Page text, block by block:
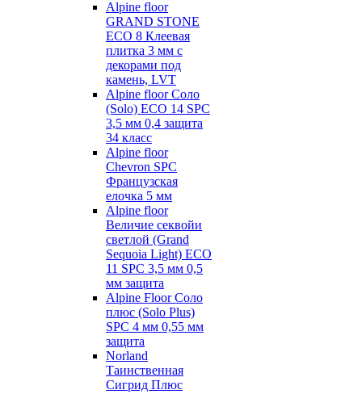
Alpine floor
GRAND STONE
ECO 8 Клеевая
плитка 3 мм с
декорами под
камень, LVT
Alpine floor Соло
(Solo) ECO 14 SPC
3,5 мм 0,4 защита
34 класс
Alpine floor
Chevron SPC
Французская
елочка 5 мм
Alpine floor
Величие секвойи
светлой (Grand
Sequoia Light) ECO
11 SPC 3,5 мм 0,5
мм защита
Alpine Floor Соло
плюс (Solo Plus)
SPC 4 мм 0,55 мм
защита
Norland
Таинственная
Сигрид Плюс